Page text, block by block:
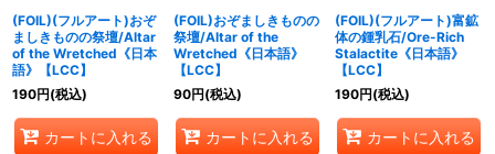
絞り込む
(FOIL)(フルアート)おぞ
ましきものの祭壇/Altar
of the Wretched《日本
語》【LCC】
190円(税込)
カートに入れる
(FOIL)おぞましきものの
祭壇/Altar of the
Wretched《日本語》
【LCC】
90円(税込)
カートに入れる
(FOIL)(フルアート)富鉱
体の鍾乳石/Ore-Rich
Stalactite《日本語》
【LCC】
190円(税込)
カートに入れる